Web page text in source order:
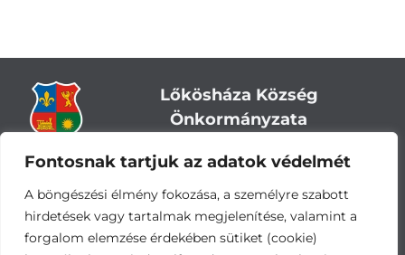
Fontosnak tartjuk az adatok védelmét
A böngészési élmény fokozása, a személyre szabott
hirdetések vagy tartalmak megjelenítése, valamint a
forgalom elemzése érdekében sütiket (cookie)
Lőkösháza Község
Önkormányzata
Cím:5743 Lőkösháza, Eleki út 28.
Központi telefonszám:+36 66 244-244
E-mail: titkarsag@lokoshaza.hu
Hivatali Kapu: JZO28